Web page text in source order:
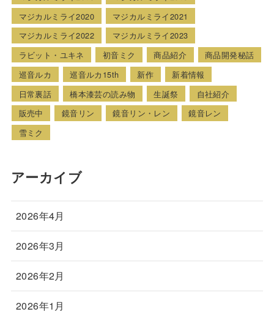
マジカルミライ2020
マジカルミライ2021
マジカルミライ2022
マジカルミライ2023
ラビット・ユキネ
初音ミク 商品紹介
商品開発秘話
巡音ルカ
巡音ルカ15th 新作
新着情報
日常裏話
橋本漆芸の読み物 生誕祭
自社紹介
販売中
鏡音リン 鏡音リン・レン
鏡音レン
雪ミク
アーカイブ
2026年4月
2026年3月
2026年2月
2026年1月